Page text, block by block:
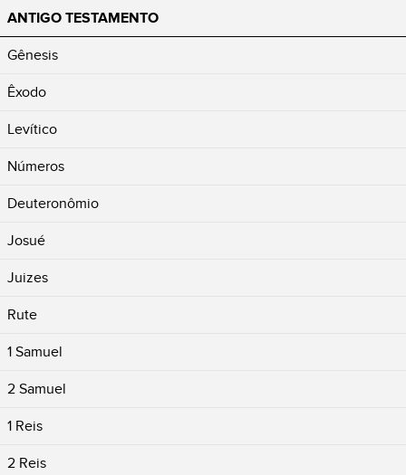
ANTIGO TESTAMENTO
Gênesis
Êxodo
Levítico
Números
Deuteronômio
Josué
Juizes
Rute
1 Samuel
2 Samuel
1 Reis
2 Reis